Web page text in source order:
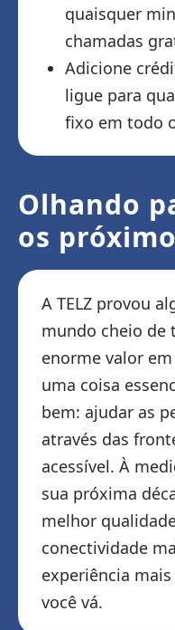
quaisquer
chamadas
Adicione
ligue para
fixo em todo
Olhando
os
A TELZ provou
mundo cheio de
enorme valor
uma coisa
bem: ajudar as
através das
acessível. À
sua próxima
melhor
conectividade
experiência
você vá.